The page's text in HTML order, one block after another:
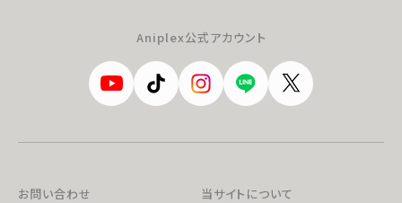
Aniplex公式アカウント
お問い合わせ
当サイトについて